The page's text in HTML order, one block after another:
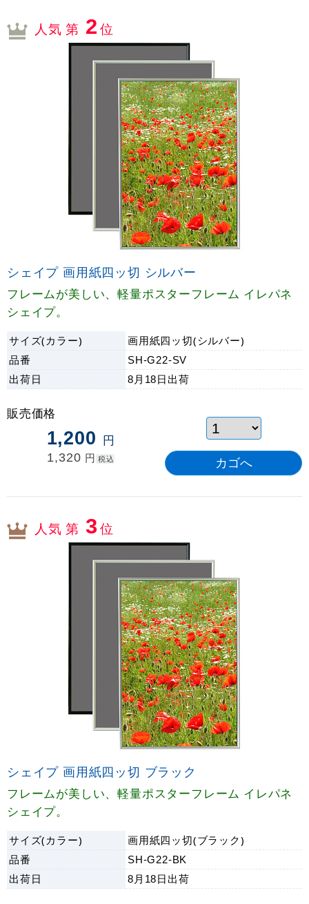
人気 第 2位
シェイプ 画用紙四ッ切 シルバー
フレームが美しい、軽量ポスターフレーム イレパネ
シェイプ。
サイズ(カラー)
画用紙四ッ切(シルバー)
品番
SH-G22-SV
出荷日 8月18日 出荷
販売価格
1,200 円
1,320 円 税込
人気 第 3位
シェイプ 画用紙四ッ切 ブラック
フレームが美しい、軽量ポスターフレーム イレパネ
シェイプ。
サイズ(カラー)
画用紙四ッ切(ブラック)
品番
SH-G22-BK
出荷日 8月18日 出荷